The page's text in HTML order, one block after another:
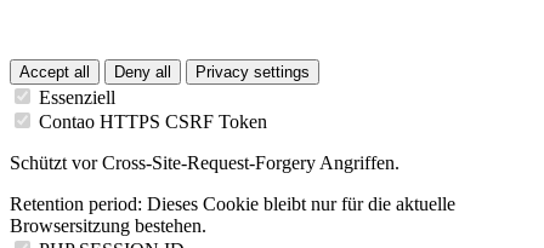
Accept all Deny all Privacy settings
Essenziell
Contao HTTPS CSRF Token
Schützt vor Cross-Site-Request-Forgery Angriffen.
Retention period: Dieses Cookie bleibt nur für die aktuelle
Browsersitzung bestehen.